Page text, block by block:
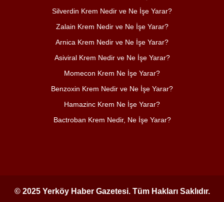
Silverdin Krem Nedir ve Ne İşe Yarar?
Zalain Krem Nedir ve Ne İşe Yarar?
Arnica Krem Nedir ve Ne İşe Yarar?
Asiviral Krem Nedir ve Ne İşe Yarar?
Momecon Krem Ne İşe Yarar?
Benzoxin Krem Nedir ve Ne İşe Yarar?
Hamazinc Krem Ne İşe Yarar?
Bactroban Krem Nedir, Ne İşe Yarar?
© 2025 Yerköy Haber Gazetesi. Tüm Hakları Saklıdır.